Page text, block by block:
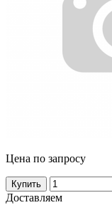
Цена по запросу
Купить
Доставляем